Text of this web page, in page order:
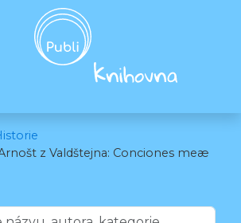
z Valdštejna: Conciones meæ